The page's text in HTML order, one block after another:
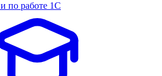
по работе 1С